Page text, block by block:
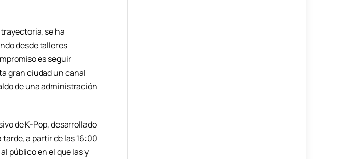
se ha
desde talleres
es seguir
gran ciudad un canal
de una administración
de K-Pop, desarrollado
a partir de las 16:00
público en el que las y